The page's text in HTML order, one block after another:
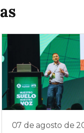
07 de agosto de